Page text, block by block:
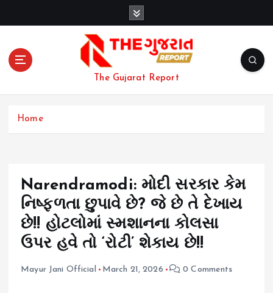
The Gujarat Report
Home
Narendramodi: મોદી સરકાર કેમ
નિષ્ફળતા છુપાવે છે? જે છે તે દેખાય
છે!! હોટલોમાં સ્મશાનના કોલસા
ઉપર હવે તો ‘રોટી’ શેકાય છે!!
Mayur Jani Official March 21, 2026 0 Comments